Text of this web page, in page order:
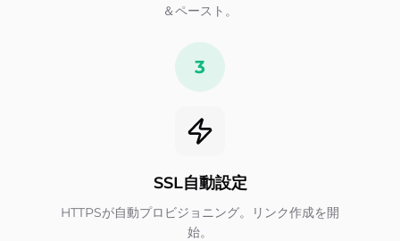
＆ペースト。
3
SSL自動設定
HTTPSが自動プロビジョニング。リンク作成を開
始。